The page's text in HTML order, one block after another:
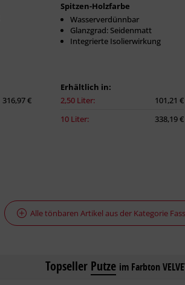
316,97 €
Spitzen-Holzfarbe
Wasserverdünnbar
Glanzgrad: Seidenmatt
Integrierte Isolierwirkung
Erhältlich in:
2,50 Liter:
101,21 €
10 Liter:
338,19 €
Alle tönbaren Artikel aus der Kategorie
Topseller Putze im Farbton